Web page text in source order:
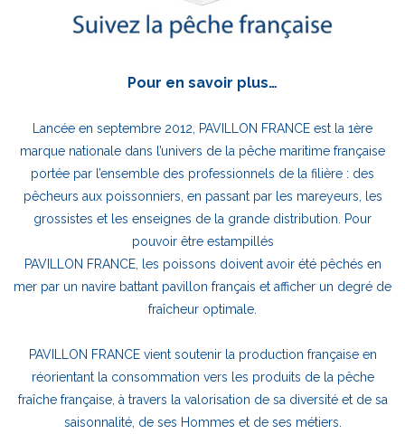
Pour en savoir plus…
Lancée en septembre 2012, PAVILLON FRANCE est la 1ère
marque nationale dans l’univers de la pêche maritime française
portée par l’ensemble des professionnels de la filière : des
pêcheurs aux poissonniers, en passant par les mareyeurs, les
grossistes et les enseignes de la grande distribution. Pour
pouvoir être estampillés
PAVILLON FRANCE, les poissons doivent avoir été pêchés en
mer par un navire battant pavillon français et afficher un degré de
fraîcheur optimale.
PAVILLON FRANCE vient soutenir la production française en
réorientant la consommation vers les produits de la pêche
fraîche française, à travers la valorisation de sa diversité et de sa
saisonnalité, de ses Hommes et de ses métiers.